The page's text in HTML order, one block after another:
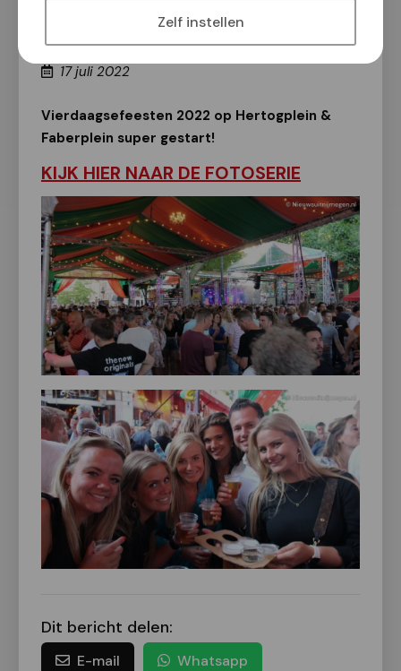
Zelf instellen
Vierdaagsefeesten 2022
Van onze redactie
17 juli 2022
Vierdaagsefeesten 2022 op Hertogplein &
Faberplein super gestart!
KIJK HIER NAAR DE FOTOSERIE
Dit bericht delen:
E-mail Whatsapp